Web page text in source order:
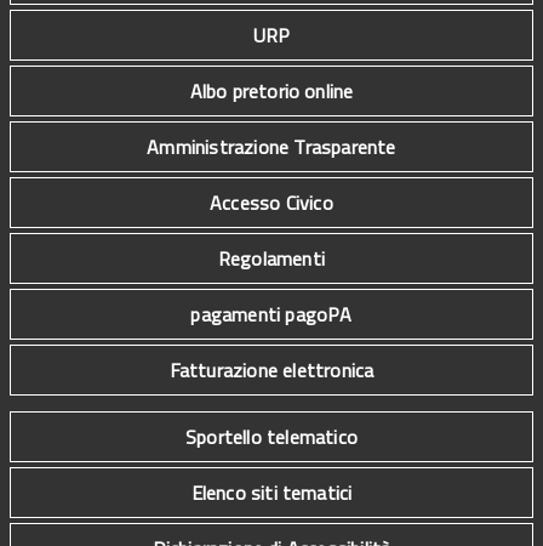
URP
Albo pretorio online
Amministrazione Trasparente
Accesso Civico
Regolamenti
pagamenti pagoPA
Fatturazione elettronica
Sportello telematico
Elenco siti tematici